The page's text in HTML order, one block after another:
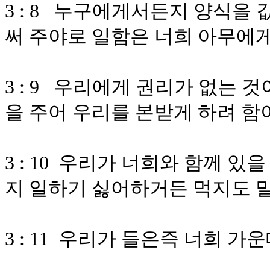
3 : 8 누구에게서든지 양식을
써 주야로 일함은 너희 아무에
3 : 9 우리에게 권리가 없는 것
을 주어 우리를 본받게 하려 함
3 : 10 우리가 너희와 함께 있
지 일하기 싫어하거든 먹지도
3 : 11 우리가 들은즉 너희 가